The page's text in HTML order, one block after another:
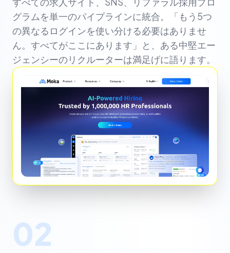
グラムを単一のパイプラインに統合。「もう5つ
の異なるログインを使い分ける必要はありませ
ん。すべてがここにあります」と、ある中堅エー
ジェンシーのリクルーターは満足げに語ります。
02